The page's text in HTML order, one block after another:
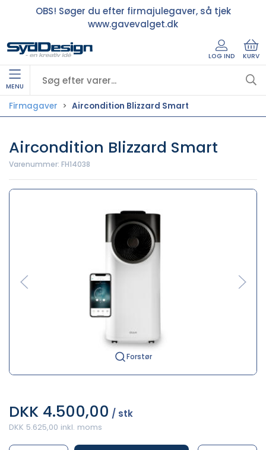
OBS! Søger du efter firmajulegaver, så tjek
www.gavevalget.dk
LOG IND KURV
MENU
Firmagaver Aircondition Blizzard Smart
Aircondition Blizzard Smart
Varenummer: FH14038
Forstør
DKK 4.500,00 / stk
DKK 5.625,00 inkl. moms